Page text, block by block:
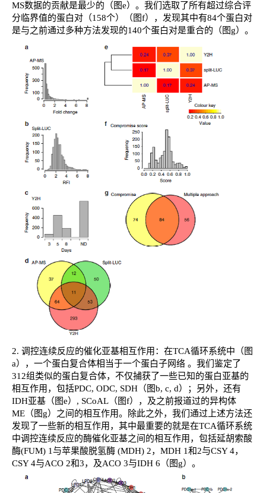
MS数据的贡献是最少的（图e）。我们选取了所有超过综合评
分临界值的蛋白对（158个）（图f），发现其中有84个蛋白对
是与之前通过多种方法发现的140个蛋白对是重合的（图g）。
2. 调控连续反应的催化亚基相互作用：在TCA循环系统中（图
a），一个蛋白复合体相当于一个蛋白子网络 。我们鉴定了
312组类似的蛋白复合体，不仅捕获了一些已知的蛋白亚基的
相互作用，包括PDC, ODC, SDH（图b, c, d）；另外，还有
IDH亚基（图e）, SCoAL（图f），及之前报道过的异构体
ME（图g）之间的相互作用。除此之外，我们通过上述方法还
发现了一些新的相互作用，其中最重要的就是在TCA循环系统
中调控连续反应的酶催化亚基之间的相互作用，包括延胡索酸
酶(FUM) 1与苹果酸脱氢酶 (MDH) 2，MDH 1和2与CSY 4，
CSY 4与ACO 2和3，及ACO 3与IDH 6（图g）。